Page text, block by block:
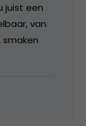
juist een
van